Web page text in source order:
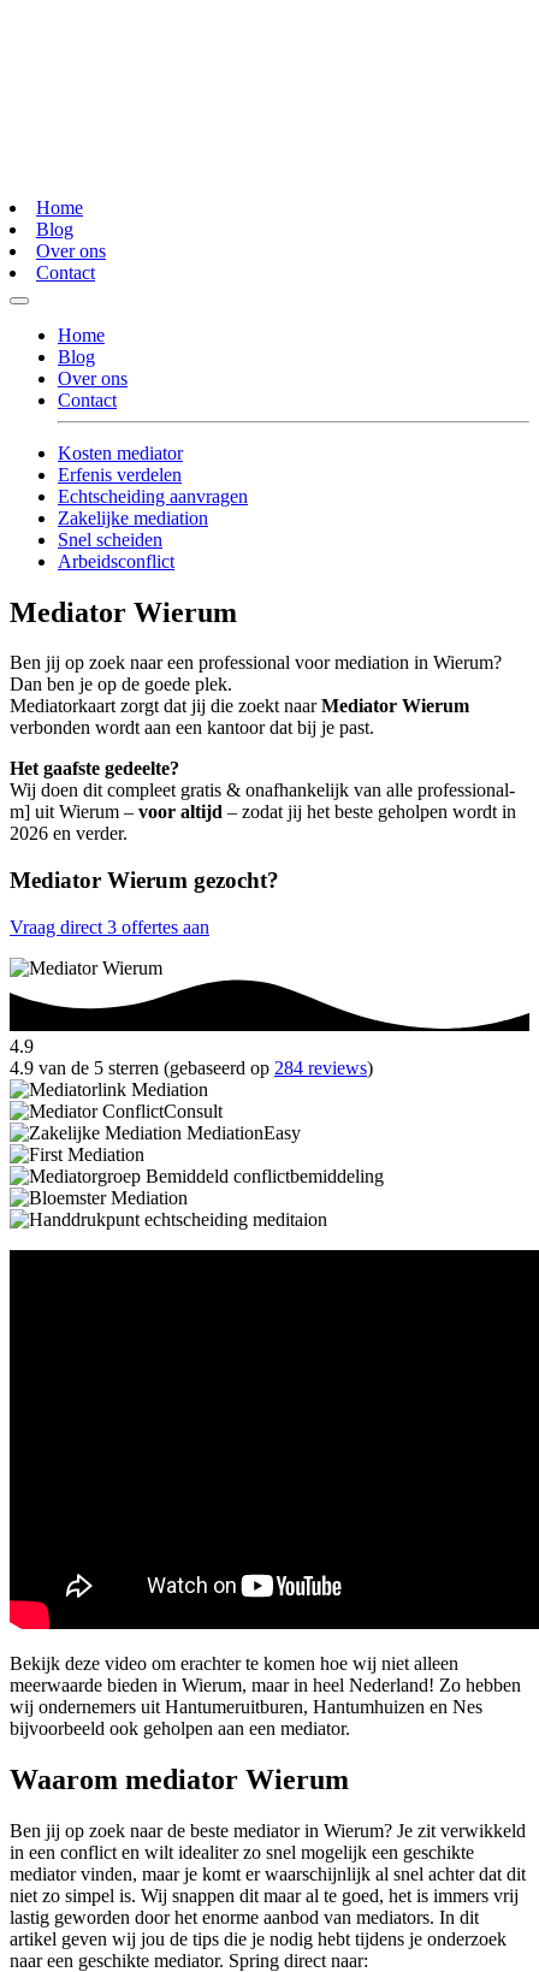
Home
Blog
Over ons
Contact
Home
Blog
Over ons
Contact
Kosten mediator
Erfenis verdelen
Echtscheiding aanvragen
Zakelijke mediation
Snel scheiden
Arbeidsconflict
Mediator Wierum
Ben jij op zoek naar een professional voor mediation in Wierum?
Dan ben je op de goede plek.
Mediatorkaart zorgt dat jij die zoekt naarMediator Wierum
verbonden wordt aan een kantoor dat bij je past.
Het gaafste gedeelte?
Wij doen dit compleet gratis & onafhankelijk van alle professional-
m] uit Wierum – voor altijd – zodat jij het beste geholpen wordt in
2026 en verder.
Mediator Wierum gezocht?
Vraag direct 3 offertes aan
4.9
4.9 van de 5 sterren (gebaseerd op 284 reviews)
Bekijk deze video om erachter te komen hoe wij niet alleen
meerwaarde bieden in Wierum, maar in heel Nederland! Zo hebben
wij ondernemers uit Hantumeruitburen, Hantumhuizen en Nes
bijvoorbeeld ook geholpen aan een mediator.
Waarom mediator Wierum
Ben jij op zoek naar de beste mediator in Wierum? Je zit verwikkeld
in een conflict en wilt idealiter zo snel mogelijk een geschikte
mediator vinden, maar je komt er waarschijnlijk al snel achter dat dit
niet zo simpel is. Wij snappen dit maar al te goed, het is immers vrij
lastig geworden door het enorme aanbod van mediators. In dit
artikel geven wij jou de tips die je nodig hebt tijdens je onderzoek
naar een geschikte mediator. Spring direct naar: